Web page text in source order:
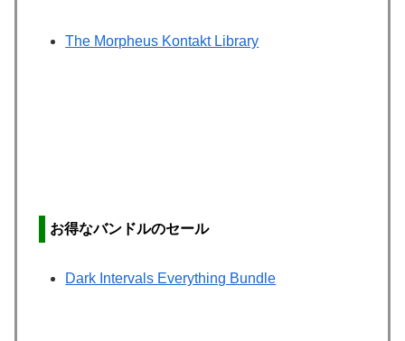
The Morpheus Kontakt Library
お得なバンドルのセール
Dark Intervals Everything Bundle